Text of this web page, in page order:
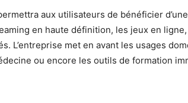
aux utilisateurs de bénéficier
en haute définition, les jeux en
L’entreprise met en avant les usages
ou encore les outils de formation